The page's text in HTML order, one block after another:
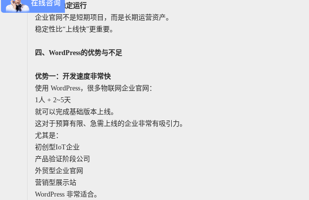
4、长期稳定运行
企业官网不是短期项目，而是长期运营资产。
稳定性比“上线快”更重要。
四、WordPress的优势与不足
优势一：开发速度非常快
使用 WordPress，很多物联网企业官网：
1人 + 2~5天
就可以完成基础版本上线。
这对于预算有限、急需上线的企业非常有吸引力。
尤其是：
初创型IoT企业
产品验证阶段公司
外贸型企业官网
营销型展示站
WordPress 非常适合。